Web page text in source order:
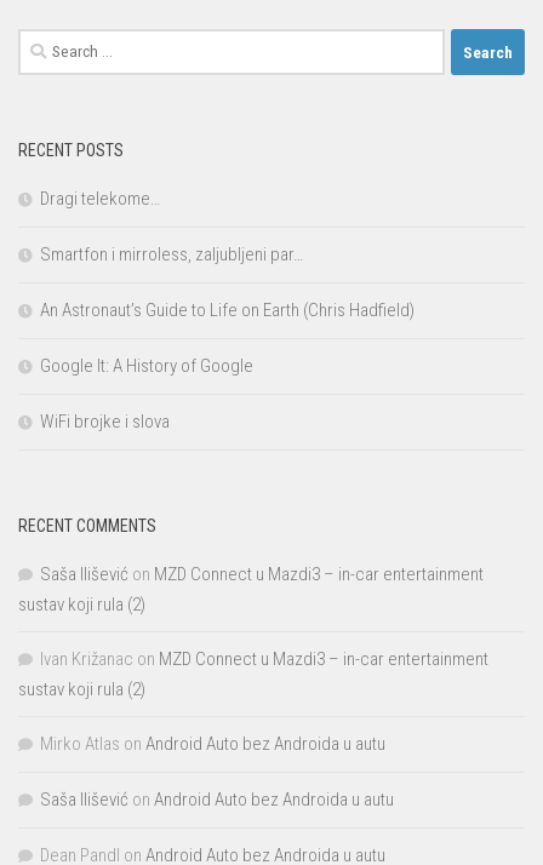
Search
for:
RECENT POSTS
Dragi telekome…
Smartfon i mirroless, zaljubljeni par…
An Astronaut’s Guide to Life on Earth (Chris Hadfield)
Google It: A History of Google
WiFi brojke i slova
RECENT COMMENTS
Saša Ilišević on MZD Connect u Mazdi3 – in-car entertainment
sustav koji rula (2)
Ivan Križanac on MZD Connect u Mazdi3 – in-car entertainment
sustav koji rula (2)
Mirko Atlas on Android Auto bez Androida u autu
Saša Ilišević on Android Auto bez Androida u autu
Dean Pandl on Android Auto bez Androida u autu